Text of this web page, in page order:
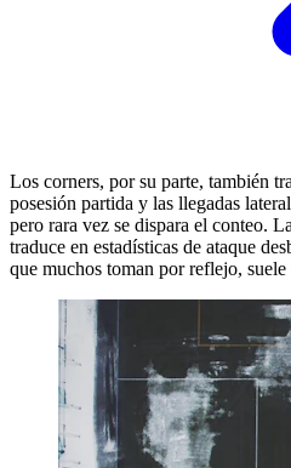
Los corners, por su parte, también
posesión partida y las llegadas
pero rara vez se dispara el conteo.
traduce en estadísticas de ataque
que muchos toman por reflejo, suele